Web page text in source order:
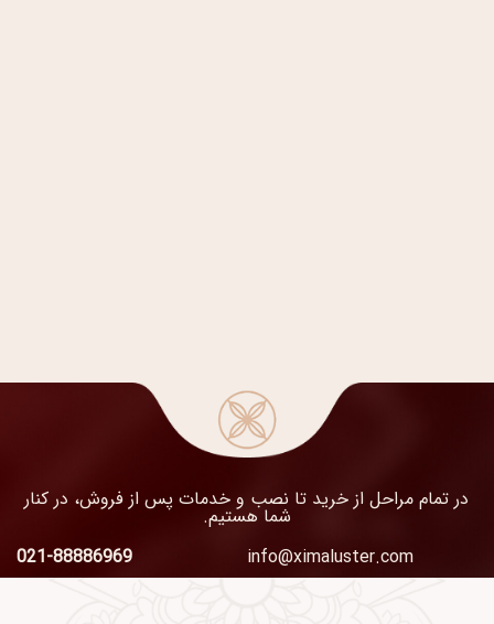
در تمام مراحل از خرید تا نصب و خدمات پس از فروش، در کنار
شما هستیم.
info@ximaluster.com
021-88886969